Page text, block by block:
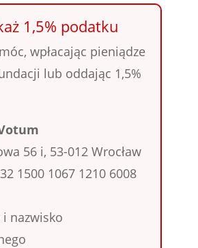
1,5% podatku
wpłacając pieniądze
lub oddając 1,5%
56 i, 53-012 Wrocław
32 1500 1067 1210 6008
nazwisko